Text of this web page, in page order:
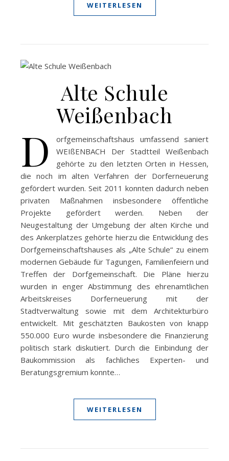
WEITERLESEN
Alte Schule
Weißenbach
D
orfgemeinschaftshaus umfassend saniert
WEIßENBACH Der Stadtteil Weißenbach
gehörte zu den letzten Orten in Hessen,
die noch im alten Verfahren der Dorferneuerung
gefördert wurden. Seit 2011 konnten dadurch neben
privaten Maßnahmen insbesondere öffentliche
Projekte gefördert werden. Neben der
Neugestaltung der Umgebung der alten Kirche und
des Ankerplatzes gehörte hierzu die Entwicklung des
Dorfgemeinschaftshauses als „Alte Schule“ zu einem
modernen Gebäude für Tagungen, Familienfeiern und
Treffen der Dorfgemeinschaft. Die Pläne hierzu
wurden in enger Abstimmung des ehrenamtlichen
Arbeitskreises Dorferneuerung mit der
Stadtverwaltung sowie mit dem Architekturbüro
entwickelt. Mit geschätzten Baukosten von knapp
550.000 Euro wurde insbesondere die Finanzierung
politisch stark diskutiert. Durch die Einbindung der
Baukommission als fachliches Experten- und
Beratungsgremium konnte…
WEITERLESEN